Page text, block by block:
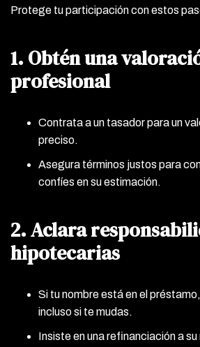
Protege tu participación con estos
1. Obtén una
profesional
Contrata a un tasador para un
preciso.
Asegura términos justos para
confíes en su estimación.
2. Aclara
hipotecarias
Si tu nombre está en el
incluso si te mudas.
Insiste en una refinanciación a su